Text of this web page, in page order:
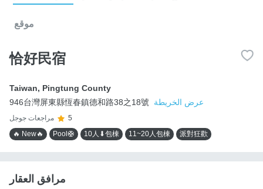
موقع
恰好民宿
Taiwan, Pingtung County
946台灣屏東縣恆春鎮德和路38之18號
عرض الخريطة
مراجعات جوجل
5
🔥 New🔥
Pool🛟 10人⬇包棟 11~20人包棟 派對狂歡
مرافق العقار